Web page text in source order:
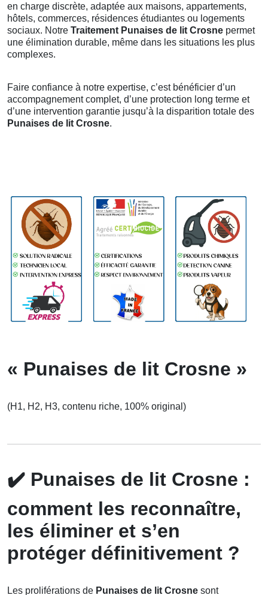
en charge discrète, adaptée aux maisons, appartements,
hôtels, commerces, résidences étudiantes ou logements
sociaux. Notre Traitement Punaises de lit Crosne permet
une élimination durable, même dans les situations les plus
complexes.
Faire confiance à notre expertise, c’est bénéficier d’un
accompagnement complet, d’une protection long terme et
d’une intervention garantie jusqu’à la disparition totale des
Punaises de lit Crosne.
« Punaises de lit Crosne »
(H1, H2, H3, contenu riche, 100% original)
✔️ Punaises de lit Crosne :
comment les reconnaître,
les éliminer et s’en
protéger définitivement ?
Les proliférations de Punaises de lit Crosne sont